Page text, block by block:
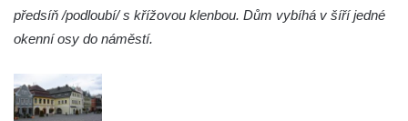
Hostinec ve Svojkově
Dům obuvi Baťa v Liberci
Spořitelna a muzeum v Železném Brodě
předsíň /podloubí/ s křížovou klenbou. Dům vybíhá v šíří jedné
okenní osy do náměstí.